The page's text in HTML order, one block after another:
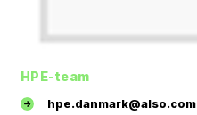
HPE-team
hpe.danmark@also.com